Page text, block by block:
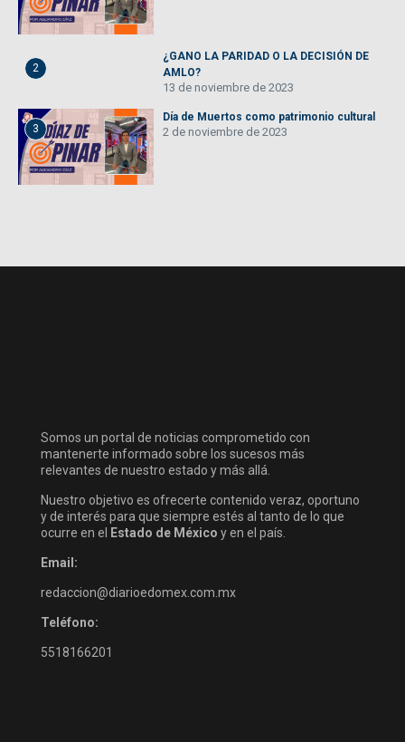
2
¿GANO LA PARIDAD O LA DECISIÓN DE
AMLO?
13 de noviembre de 2023
3
Día de Muertos como patrimonio cultural
2 de noviembre de 2023
Somos un portal de noticias comprometido con
mantenerte informado sobre los sucesos más
relevantes de nuestro estado y más allá.
Nuestro objetivo es ofrecerte contenido veraz, oportuno
y de interés para que siempre estés al tanto de lo que
ocurre en el Estado de México y en el país.
Email:
redaccion@diarioedomex.com.mx
Teléfono:
5518166201